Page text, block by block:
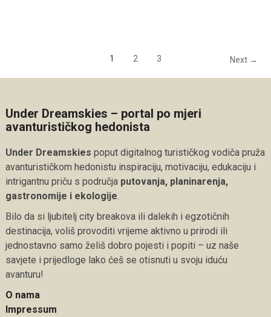
1 2 3 Next →
Under Dreamskies – portal po mjeri
avanturističkog hedonista
Under Dreamskies poput digitalnog turističkog vodiča pruža
avanturističkom hedonistu inspiraciju, motivaciju, edukaciju i
intrigantnu priču s područja putovanja, planinarenja,
gastronomije i ekologije.
Bilo da si ljubitelj city breakova ili dalekih i egzotičnih
destinacija, voliš provoditi vrijeme aktivno u prirodi ili
jednostavno samo želiš dobro pojesti i popiti – uz naše
savjete i prijedloge lako ćeš se otisnuti u svoju iduću
avanturu!
O nama
Impressum